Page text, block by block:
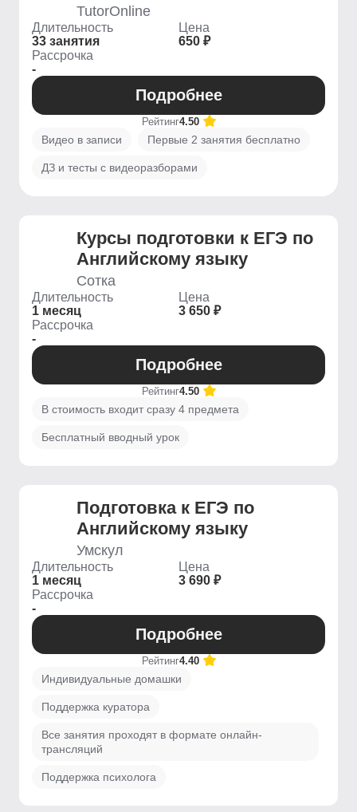
TutorOnline
Длительность
33 занятия
Цена
650 ₽
Рассрочка
-
Подробнее
Рейтинг4.50
Видео в записи Первые 2 занятия бесплатно
ДЗ и тесты с видеоразборами
Курсы подготовки к ЕГЭ по
Английскому языку
Сотка
Длительность
1 месяц
Цена
3 650 ₽
Рассрочка
-
Подробнее
Рейтинг4.50
В стоимость входит сразу 4 предмета
Бесплатный вводный урок
Подготовка к ЕГЭ по
Английскому языку
Умскул
Длительность
1 месяц
Цена
3 690 ₽
Рассрочка
-
Подробнее
Рейтинг4.40
Индивидуальные домашки
Поддержка куратора
Все занятия проходят в формате онлайн-
трансляций
Поддержка психолога